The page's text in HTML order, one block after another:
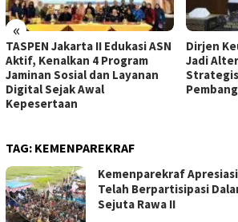
«
TASPEN Jakarta II Edukasi ASN
Aktif, Kenalkan 4 Program
Jaminan Sosial dan Layanan
Digital Sejak Awal
Kepesertaan
Dirjen
Jadi
TAG: KEMENPAREKRAF
Kemenparekraf
Telah Berpartisipasi
Sejuta Rawa II